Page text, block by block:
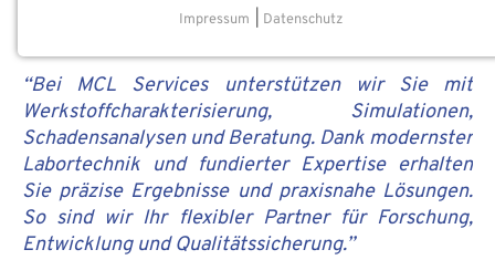
Dr. Stefan Marsoner,
Bereichsleitung Services
“Bei MCL Services unterstützen wir Sie mit
Werkstoffcharakterisierung, Simulationen,
Schadensanalysen und Beratung. Dank modernster
Labortechnik und fundierter Expertise erhalten
Sie präzise Ergebnisse und praxisnahe Lösungen.
So sind wir Ihr flexibler Partner für Forschung,
Entwicklung und Qualitätssicherung.”
NOTWENDIGE COOKIES
Impressum Datenschutz